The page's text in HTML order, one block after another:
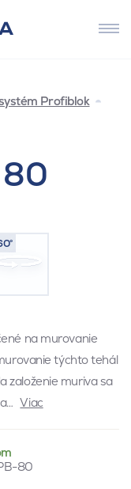
Profiblok
na murovanie
týchto tehál
založenie muriva sa
Viac
80